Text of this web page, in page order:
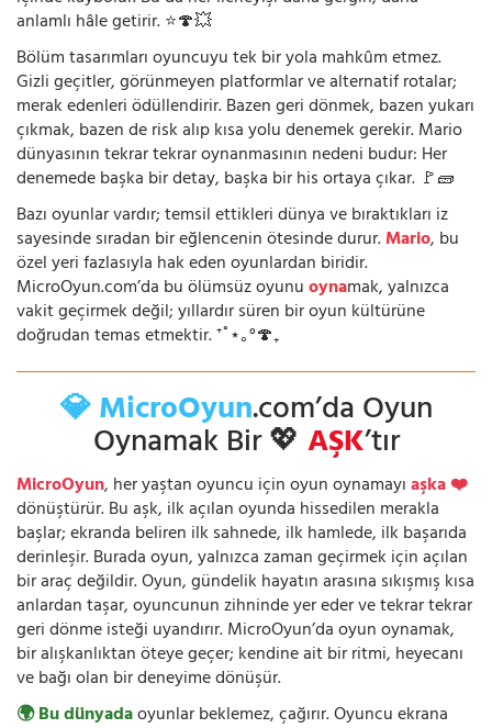
anlamlı hâle getirir. ⭐🍄💥
Bölüm tasarımları oyuncuyu tek bir yola mahkûm etmez.
Gizli geçitler, görünmeyen platformlar ve alternatif rotalar;
merak edenleri ödüllendirir. Bazen geri dönmek, bazen yukarı
çıkmak, bazen de risk alıp kısa yolu denemek gerekir. Mario
dünyasının tekrar tekrar oynanmasının nedeni budur: Her
denemede başka bir detay, başka bir his ortaya çıkar. 🚩🧱
Bazı oyunlar vardır; temsil ettikleri dünya ve bıraktıkları iz
sayesinde sıradan bir eğlencenin ötesinde durur.Mario, bu
özel yeri fazlasıyla hak eden oyunlardan biridir.
MicroOyun.com’da bu ölümsüz oyunuoynamak, yalnızca
vakit geçirmek değil; yıllardır süren bir oyun kültürüne
doğrudan temas etmektir. ⁺˚⋆｡°🍄₊
💎 MicroOyun.com’da Oyun
Oynamak Bir 💖AŞK’tır
MicroOyun, her yaştan oyuncu için oyun oynamayıaşka ❤️
dönüştürür. Bu aşk, ilk açılan oyunda hissedilen merakla
başlar; ekranda beliren ilk sahnede, ilk hamlede, ilk başarıda
derinleşir. Burada oyun, yalnızca zaman geçirmek için açılan
bir araç değildir. Oyun, gündelik hayatın arasına sıkışmış kısa
anlardan taşar, oyuncunun zihninde yer eder ve tekrar tekrar
geri dönme isteği uyandırır. MicroOyun’da oyun oynamak,
bir alışkanlıktan öteye geçer; kendine ait bir ritmi, heyecanı
ve bağı olan bir deneyime dönüşür.
🌍 Bu dünyadaoyunlar beklemez, çağırır. Oyuncu ekrana